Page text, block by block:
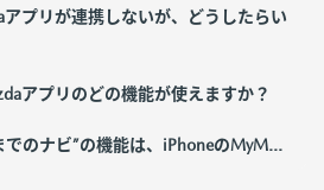
プリが連携しないが、どうしたらい
アプリのどの機能が使えますか？
でのナビ”の機能は、iPhoneのMyM...